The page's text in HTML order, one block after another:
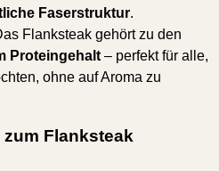
Faserstruktur.
Flanksteak gehört zu den
Proteingehalt – perfekt für alle,
ohne auf Aroma zu
zum Flanksteak